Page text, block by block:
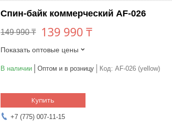
Спин-байк коммерческий AF-026
149 990 ₸ 139 990 ₸
Показать оптовые цены
В наличии Оптом и в розницу Код: AF-026 (yellow)
Купить
+7 (775) 007-11-15